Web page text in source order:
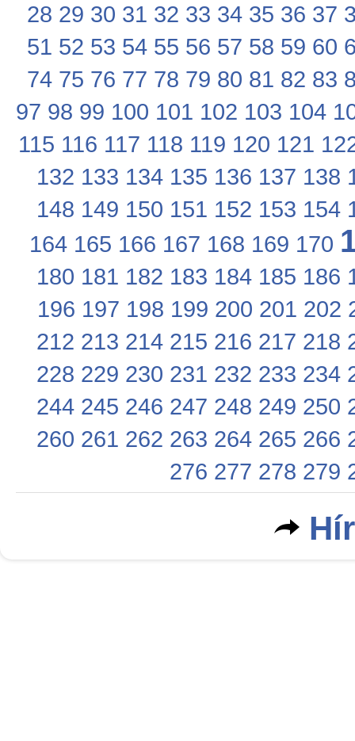
28 29 30 31 32 33 34 35 36 37
51 52 53 54 55 56 57 58 59 60
74 75 76 77 78 79 80 81 82 83
97 98 99 100 101 102 103 104
115 116 117 118 119 120 121
132 133 134 135 136 137 138
148 149 150 151 152 153 154
164 165 166 167 168 169 170
180 181 182 183 184 185 186
196 197 198 199 200 201 202
212 213 214 215 216 217 218
228 229 230 231 232 233 234
244 245 246 247 248 249 250
260 261 262 263 264 265 266
276 277 278 279